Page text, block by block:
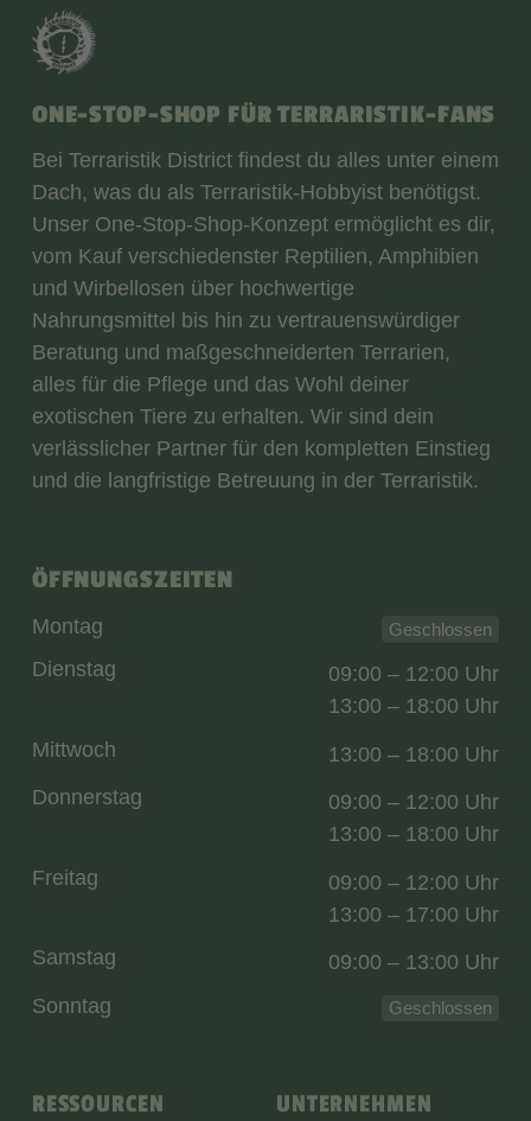
ONE-STOP-SHOP FÜR TERRARISTIK-FANS
Bei Terraristik District findest du alles unter einem
Dach, was du als Terraristik-Hobbyist benötigst.
Unser One-Stop-Shop-Konzept ermöglicht es dir,
vom Kauf verschiedenster Reptilien, Amphibien
und Wirbellosen über hochwertige
Nahrungsmittel bis hin zu vertrauenswürdiger
Beratung und maßgeschneiderten Terrarien,
alles für die Pflege und das Wohl deiner
exotischen Tiere zu erhalten. Wir sind dein
verlässlicher Partner für den kompletten Einstieg
und die langfristige Betreuung in der Terraristik.
RESSOURCEN UNTERNEHMEN
ÖFFNUNGSZEITEN
Montag Geschlossen
Dienstag
09:00 – 12:00 Uhr
13:00 – 18:00 Uhr
Mittwoch
13:00 – 18:00 Uhr
Donnerstag
09:00 – 12:00 Uhr
13:00 – 18:00 Uhr
Freitag
09:00 – 12:00 Uhr
13:00 – 17:00 Uhr
Samstag
09:00 – 13:00 Uhr
Sonntag
Geschlossen